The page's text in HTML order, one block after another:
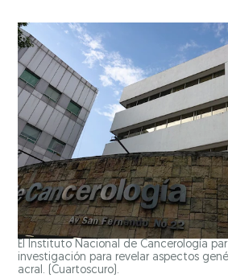
El Instituto Nacional de Cancerología
investigación para revelar aspectos
acral. (Cuartoscuro).